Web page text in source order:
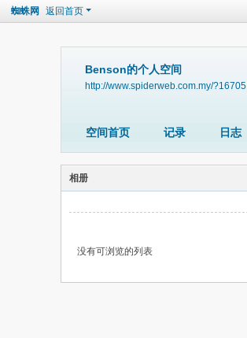
蜘蛛网 返回首页
Benson的个人空间
http://www.spiderweb.com.my/?16705
空间首页 记录 日志
相册
没有可浏览的列表